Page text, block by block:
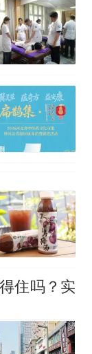
博主在田
真·裸眼
国怕什
住吗？实